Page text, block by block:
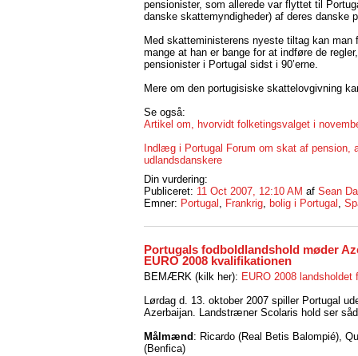
pensionister, som allerede var flyttet til
danske skattemyndigheder) af deres danske
Med skatteministerens nyeste tiltag kan
mange at han er bange for at indføre de
pensionister i Portugal sidst i 90’erne.
Mere om den portugisiske skattelovgivning
Se også:
Artikel om, hvorvidt folketingsvalget i
Indlæg i Portugal Forum om skat af
udlandsdanskere
Din vurdering:
Publiceret: 11 Oct 2007, 12:10 AM af Sean
Emner: Portugal Frankrig bolig i Portugal
Portugals fodboldlandshold møder
EURO 2008 kvalifikationen
BEMÆRK (kilk her): EURO 2008 landsholdet
Lørdag d. 13. oktober 2007 spiller Portugal
Azerbaijan. Landstræner Scolaris hold ser
Målmænd : Ricardo (Real Betis Balompié),
(Benfica)